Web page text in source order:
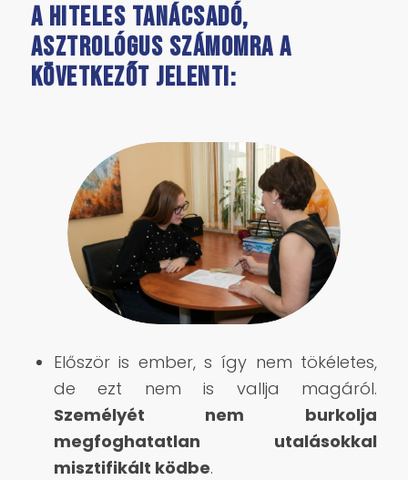
A hiteles tanácsadó,
asztrológus számomra a
következőt jelenti:
Először is ember, s így nem tökéletes,
de ezt nem is vallja magáról.
Személyét nem burkolja
megfoghatatlan utalásokkal
misztifikált ködbe.